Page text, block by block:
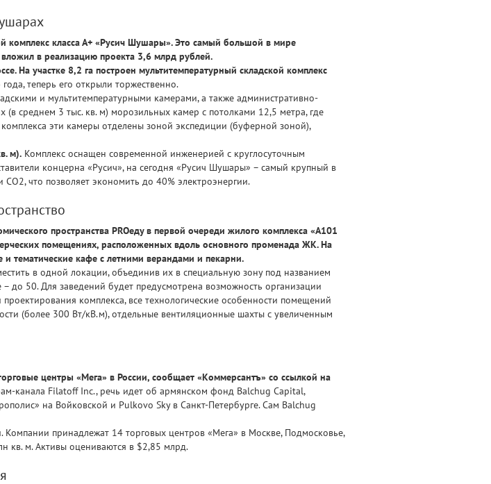
комплекс класса А+ «Русич Шушары». Это самый большой в мире
в реализацию проекта 3,6 млрд рублей.
На участке 8,2 га построен мультитемпературный складской комплекс
теперь его открыли торжественно.
и мультитемпературными камерами, а также административно-
среднем 3 тыс. кв. м) морозильных камер с потолками 12,5 метра, где
эти камеры отделены зоной экспедиции (буферной зоной),
м). Комплекс оснащен современной инженерией с круглосуточным
концерна «Русич», на сегодня «Русич Шушары» – самый крупный в
что позволяет экономить до 40% электроэнергии.
пространства PROеду в первой очереди жилого комплекса «А101
помещениях, расположенных вдоль основного променада ЖК. На
тематические кафе с летними верандами и пекарни.
в одной локации, объединив их в специальную зону под названием
до 50. Для заведений будет предусмотрена возможность организации
комплекса, все технологические особенности помещений
(более 300 Вт/кВ.м), отдельные вентиляционные шахты с увеличенным
центры «Мега» в России, сообщает «Коммерсантъ» со ссылкой на
канала Filatoff Inc., речь идет об армянском фонд Balchug Capital,
на Войковской и Pulkovo Sky в Санкт-Петербурге. Сам Balchug
принадлежат 14 торговых центров «Мега» в Москве, Подмосковье,
кв. м. Активы оцениваются в $2,85 млрд.